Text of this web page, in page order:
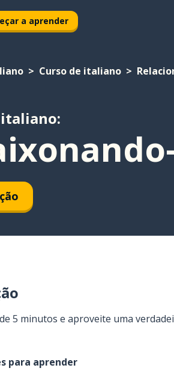
a aprender
Curso de italiano
5 minutos e aproveite uma
para aprender